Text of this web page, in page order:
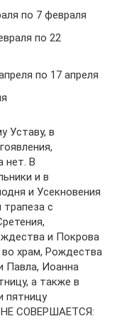
по 7 февраля
по 22
по 17 апреля
Уставу, в
нет. В
и в
и Усекновения
с
и Покрова
храм, Рождества
Павла, Иоанна
а также в
пятницу
НЕ СОВЕРШАЕТСЯ: